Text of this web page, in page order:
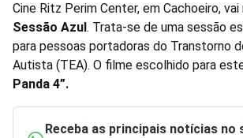
Cine Ritz Perim Center, em Cachoeiro, vai
Sessão Azul . Trata-se de uma sessão
para pessoas portadoras do Transtorno
Autista (TEA). O filme escolhido para
Panda 4”.
Receba as principais notícias no